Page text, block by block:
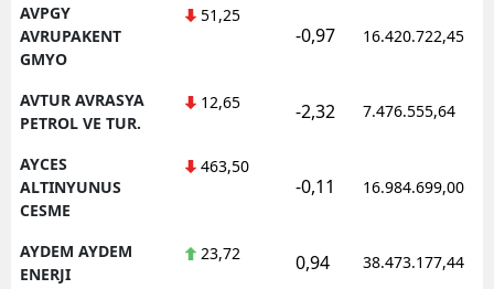
AVPGY
AVRUPAKENT
GMYO
51,25
-0,97 16.420.722,45
AVTUR AVRASYA
PETROL VE TUR.
12,65 -2,32 7.476.555,64
AYCES
ALTINYUNUS
CESME
463,50
-0,11 16.984.699,00
AYDEM AYDEM
ENERJI
23,72 0,94 38.473.177,44